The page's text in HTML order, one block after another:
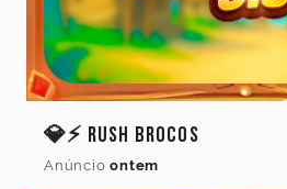
💎⚡ Rush Brocos
Anúncio ontem